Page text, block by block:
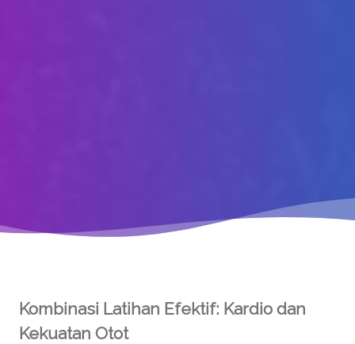
Kombinasi Latihan Efektif: Kardio dan
Kekuatan Otot